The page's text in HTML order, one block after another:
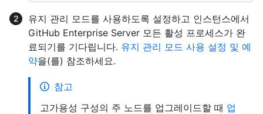
유지 관리 모드를 사용하도록 설정하고 인스턴스에서
GitHub Enterprise Server 모든 활성 프로세스가 완
료되기를 기다립니다. 유지 관리 모드 사용 설정 및 예
약을(를) 참조하세요.
참고
고가용성 구성의 주 노드를 업그레이드할 때 업